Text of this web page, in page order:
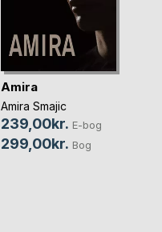
Amira
Amira Smajic
239,00kr. E-bog
299,00kr. Bog